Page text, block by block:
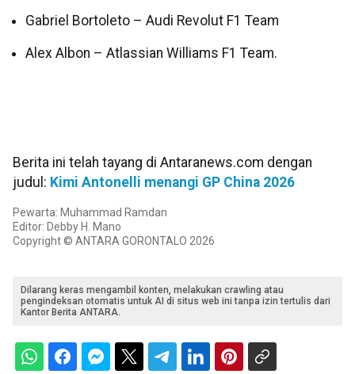
Gabriel Bortoleto – Audi Revolut F1 Team
Alex Albon – Atlassian Williams F1 Team.
Berita ini telah tayang di Antaranews.com dengan
judul: Kimi Antonelli menangi GP China 2026
Pewarta: Muhammad Ramdan
Editor: Debby H. Mano
Copyright © ANTARA GORONTALO 2026
Dilarang keras mengambil konten, melakukan crawling atau
pengindeksan otomatis untuk AI di situs web ini tanpa izin tertulis dari
Kantor Berita ANTARA.